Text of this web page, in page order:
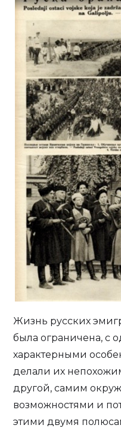
Жизнь русских
была ограничена, с
характерными
делали их
другой, самим
возможностями и
этими двумя